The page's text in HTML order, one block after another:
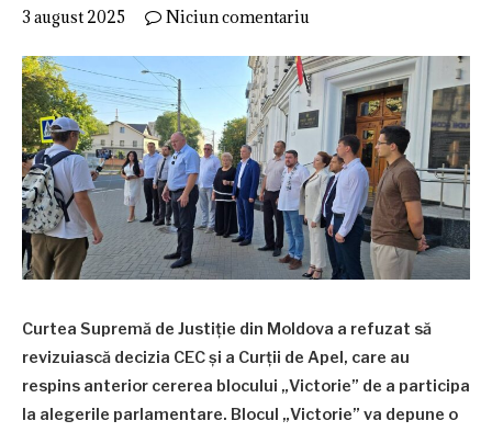
3 august 2025 Niciun comentariu
Curtea Supremă de Justiție din Moldova a refuzat să
revizuiască decizia CEC și a Curții de Apel, care au
respins anterior cererea blocului „Victorie” de a participa
la alegerile parlamentare. Blocul „Victorie” va depune o